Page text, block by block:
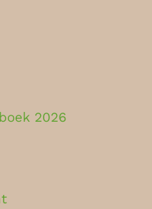
2026